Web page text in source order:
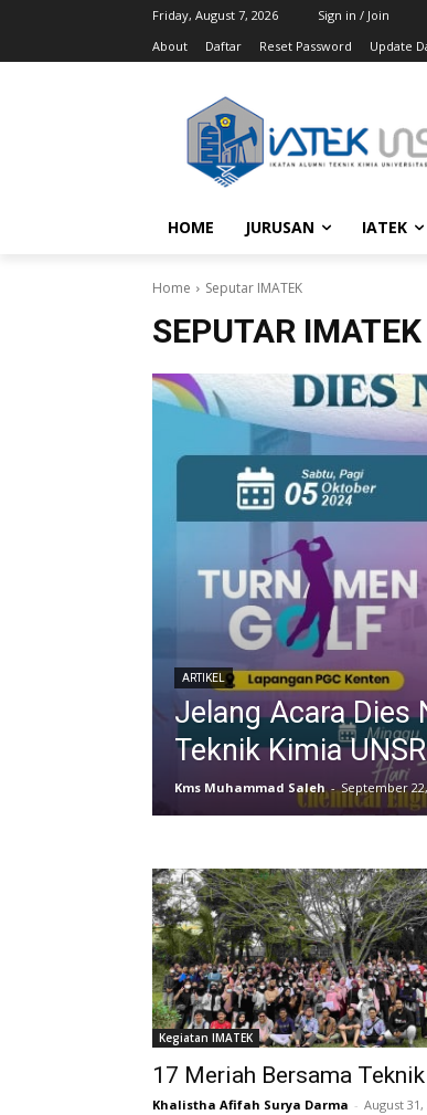
Friday, August 7, 2026
Sign in / Join
About
Daftar Reset Password Update
HOME JURUSAN IATEK
Home Seputar IMATEK
SEPUTAR IMATEK
ARTIKEL
Jelang Acara Dies
Teknik Kimia
Kms Muhammad Saleh - September
Kegiatan IMATEK
17 Meriah Bersama
Khalistha Afifah Surya Darma - August 31,